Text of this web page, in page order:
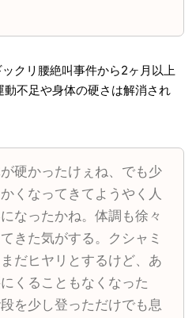
クリ腰絶叫事件から2ヶ月以上
不足や身体の硬さは解消され
硬かったけぇね、でも少
くなってきてようやく人
なったかね。体調も徐々
きた気がする。クシャミ
だヒヤリとするけど、あ
くることもなくなった
を少し登っただけでも息